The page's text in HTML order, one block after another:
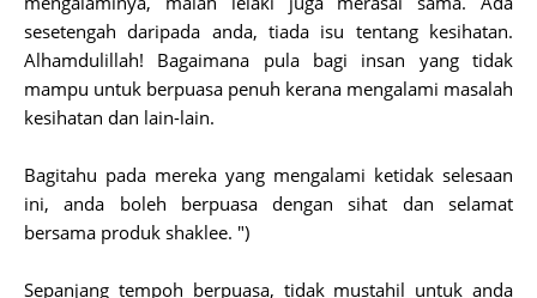
sesetengah daripada anda, tiada isu tentang kesihatan.
Alhamdulillah! Bagaimana pula bagi insan yang tidak
mampu untuk berpuasa penuh kerana mengalami masalah
kesihatan dan lain-lain.
Bagitahu pada mereka yang mengalami ketidak selesaan
ini, anda boleh berpuasa dengan sihat dan selamat
bersama produk shaklee. ")
Sepanjang tempoh berpuasa, tidak mustahil untuk anda